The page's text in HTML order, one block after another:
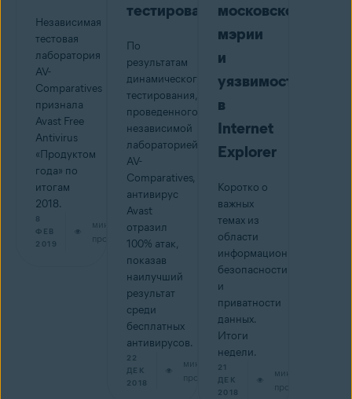
Независимая
тестовая
лаборатория
AV-
Comparatives
признала
Avast Free
Antivirus
«Продуктом
года» по
итогам
2018.
8
ФЕВ
2019
мин на
прочтение
тестировании
По
результатам
динамического
тестирования,
проведенного
независимой
лабораторией
AV-
Comparatives,
антивирус
Avast
отразил
100% атак,
показав
наилучший
результат
среди
бесплатных
антивирусов.
22
ДЕК
2018
мин на
прочтение
московской
мэрии
и
уязвимость
в
Internet
Explorer
Коротко о
важных
темах из
области
информационной
безопасности
и
приватности
данных.
Итоги
недели.
21
ДЕК
2018
мин на
прочтение